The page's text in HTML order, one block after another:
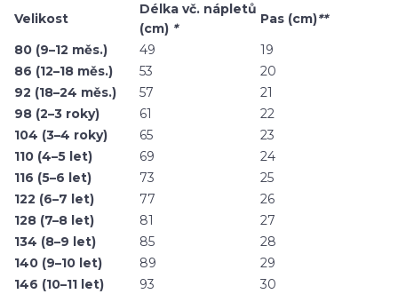
Velikost
Délka vč. nápletů
(cm) *
Pas (cm)**
80 (9–12 měs.)
49
19
86 (12–18 měs.)
53
20
92 (18–24 měs.)
57
21
98 (2–3 roky)
61
22
104 (3–4 roky)
65
23
110 (4–5 let)
69
24
116 (5–6 let)
73
25
122 (6–7 let)
77
26
128 (7–8 let)
81
27
134 (8–9 let)
85
28
140 (9–10 let)
89
29
146 (10–11 let)
93
30